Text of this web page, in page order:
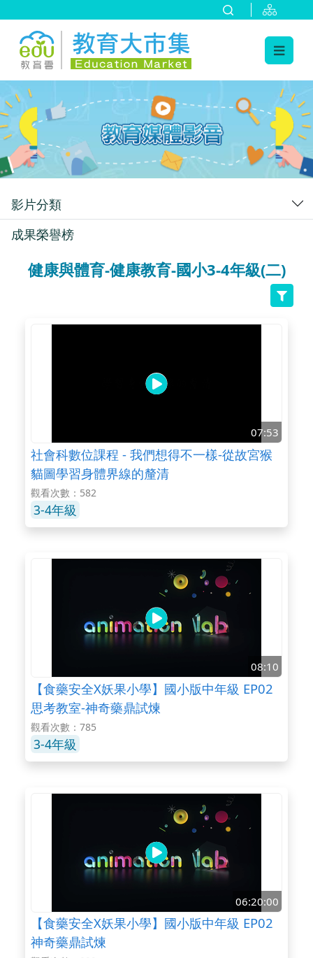
:::
影片分類
成果榮譽榜
健康與體育-健康教育-國小3-4年級(二)
07:53
社會科數位課程 - 我們想得不一樣-從故宮猴
貓圖學習身體界線的釐清
觀看次數：582
3-4年級
08:10
【食藥安全X妖果小學】國小版中年級 EP02
思考教室-神奇藥鼎試煉
觀看次數：785
3-4年級
06:20:00
【食藥安全X妖果小學】國小版中年級 EP02
神奇藥鼎試煉